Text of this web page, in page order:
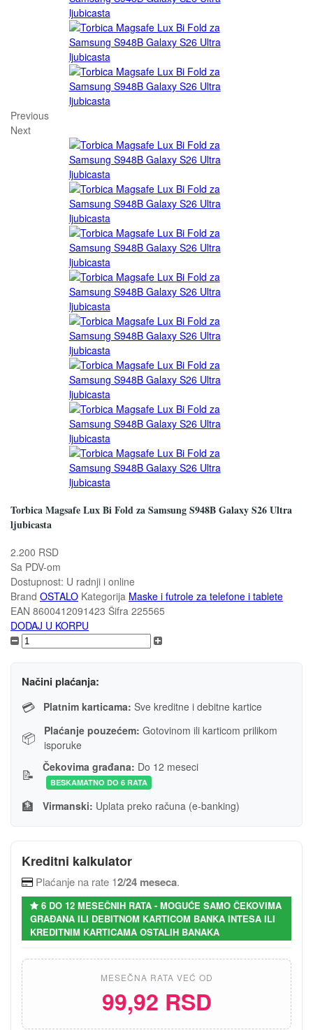
Previous
Next
Torbica Magsafe Lux Bi Fold za Samsung S948B Galaxy S26 Ultra
ljubicasta
2.200 RSD
Sa PDV-om
Dostupnost: U radnji i online
Brand OSTALO Kategorija Maske i futrole za telefone i tablete
EAN 8600412091423 Šifra 225565
DODAJ U KORPU
Načini plaćanja:
💳 Platnim karticama: Sve kreditne i debitne kartice
📦 Plaćanje pouzećem: Gotovinom ili karticom prilikom
isporuke
📝 Čekovima građana: Do 12 meseci
BESKAMATNO DO 6 RATA
🏦 Virmanski: Uplata preko računa (e-banking)
Kreditni kalkulator
Plaćanje na rate 12/24 meseca.
6 DO 12 MESEČNIH RATA - MOGUĆE SAMO ČEKOVIMA
GRAĐANA ILI DEBITNOM KARTICOM BANKA INTESA ILI
KREDITNIM KARTICAMA OSTALIH BANAKA
MESEČNA RATA VEĆ OD
99,92 RSD